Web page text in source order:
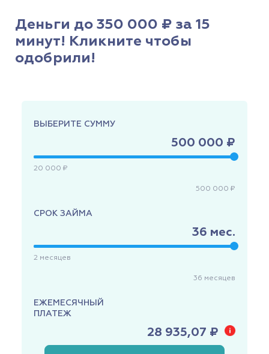
Деньги до 350 000 ₽ за 15
минут! Кликните чтобы
одобрили!
ВЫБЕРИТЕ СУММУ
500 000 ₽
20 000 ₽
500 000 ₽
СРОК ЗАЙМА
36 мес.
2 месяцев
36 месяцев
ЕЖЕМЕСЯЧНЫЙ
ПЛАТЕЖ
28 935,07 ₽